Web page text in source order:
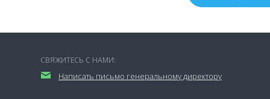
СВЯЖИТЕСЬ С НАМИ:
Написать письмо генеральному директору